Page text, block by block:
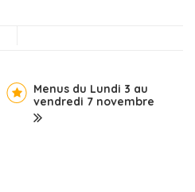
Menus du Lundi 3 au
vendredi 7 novembre